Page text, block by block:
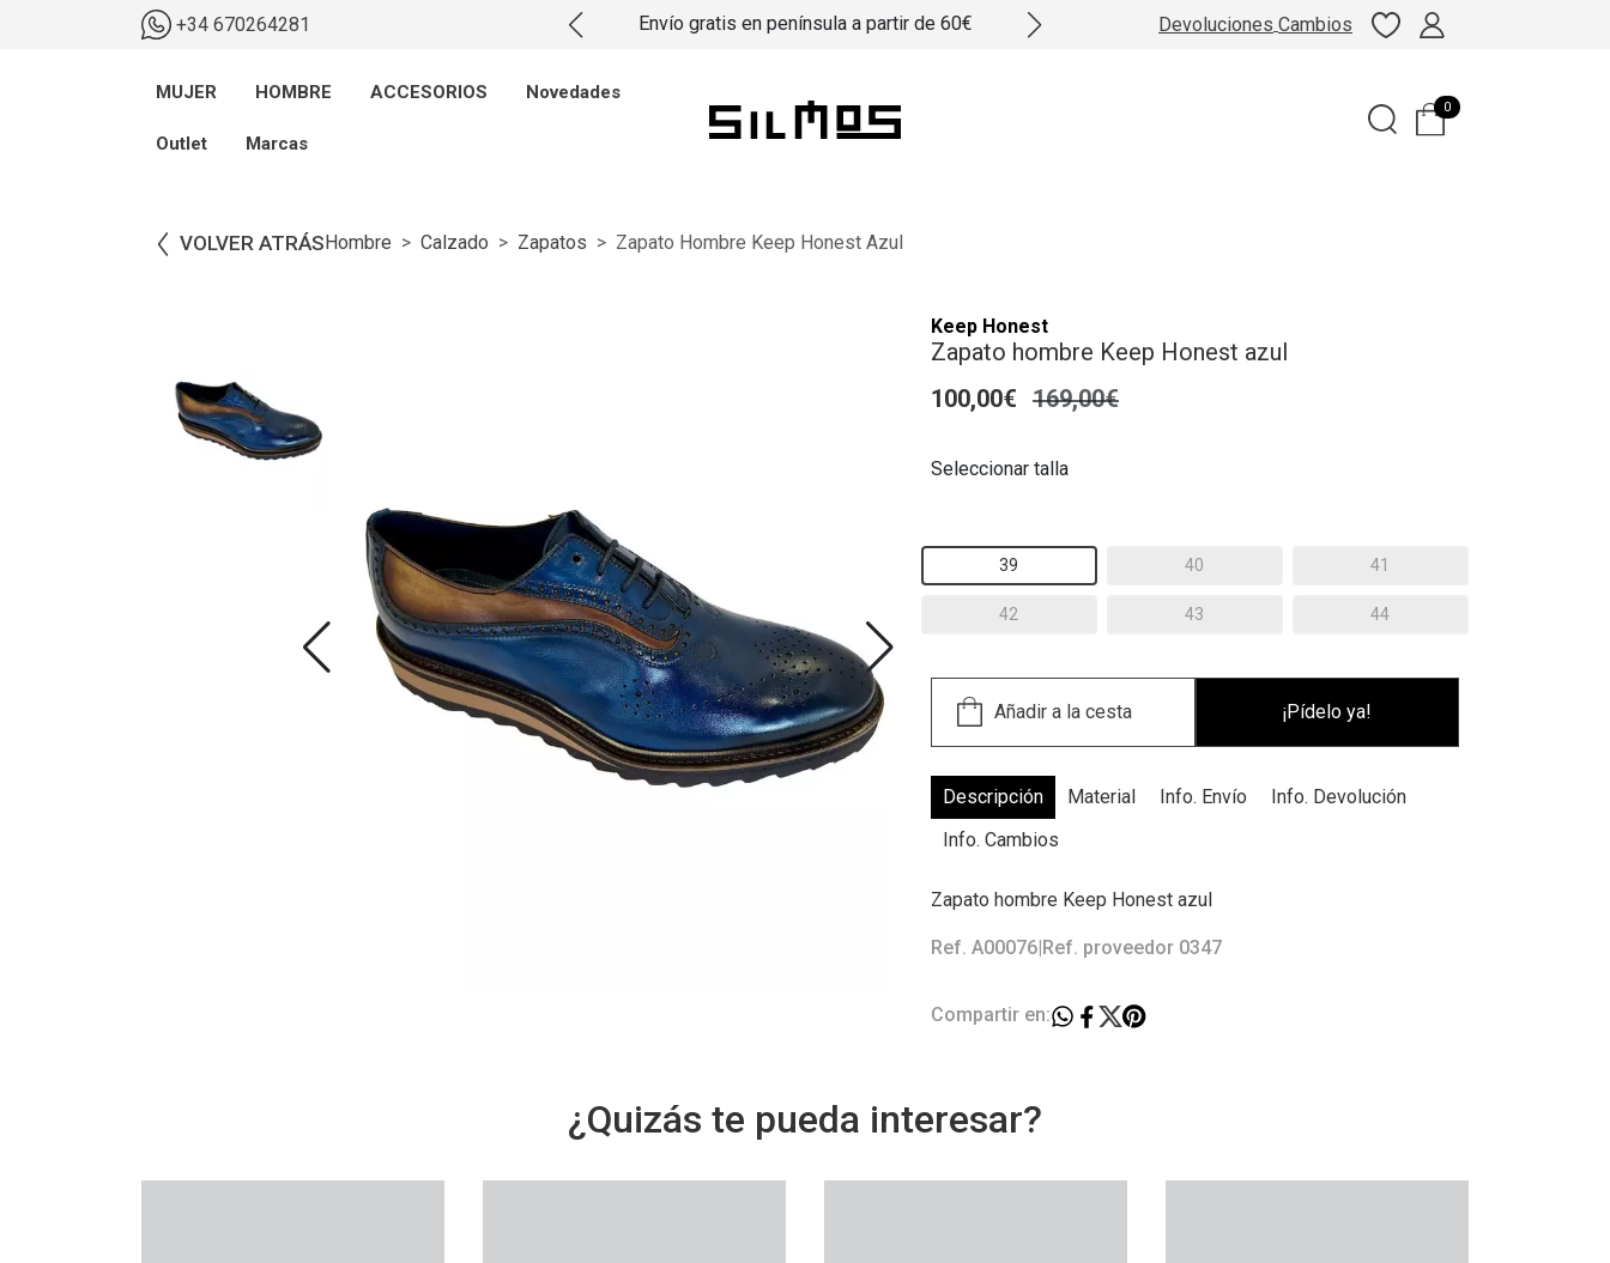
+34 670264281 Envío gratis en península a partir de 60€ Devoluciones Cambios
MUJER HOMBRE ACCESORIOS Novedades
Outlet Marcas
0
VOLVER ATRÁSHombre Calzado Zapatos Zapato Hombre Keep Honest Azul
Keep Honest
Zapato hombre Keep Honest azul
100,00€ 169,00€
Seleccionar talla
39 40 41
42 43 44
¡Pídelo ya!
Descripción Material Info. Envío
Info. Devolución
Info. Cambios
Zapato hombre Keep Honest azul
Ref. A00076|Ref. proveedor 0347
Compartir en:
¿Quizás te pueda interesar?